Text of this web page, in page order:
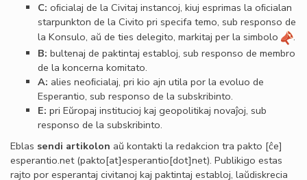
C: oﬁcialaj de la Civitaj instancoj, kiuj esprimas la oﬁcialan
starpunkton de la Civito pri specifa temo, sub responso de
la Konsulo, aŭ de ties delegito, markitaj per la simbolo
.
B: bultenaj de paktintaj establoj, sub responso de membro
de la koncerna komitato.
A: alies neoﬁcialaj, pri kio ajn utila por la evoluo de
Esperantio, sub responso de la subskribinto.
E: pri Eŭropaj institucioj kaj geopolitikaj novaĵoj, sub
responso de la subskribinto.
Eblas sendi artikolon aŭ kontakti la redakcion tra pakto [ĉe]
esperantio.net(pakto[at]esperantio[dot]net). Publikigo estas
rajto por esperantaj civitanoj kaj paktintaj establoj, laŭdiskrecia